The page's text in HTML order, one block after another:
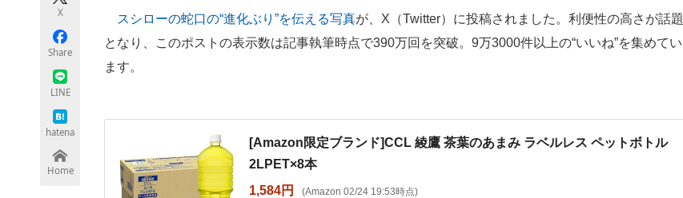
X
Share
LINE
hatena
Home
スシローの蛇口の“進化ぶり”を伝える写真が、X（Twitter）に投稿されました。利便性の高さが話題
となり、このポストの表示数は記事執筆時点で390万回を突破。9万3000件以上の“いいね”を集めてい
ます。
[Amazon限定ブランド]CCL 綾鷹 茶葉のあまみ ラベルレス ペットボトル
2LPET×8本
1,584円
(Amazon 02/24 19:53時点)